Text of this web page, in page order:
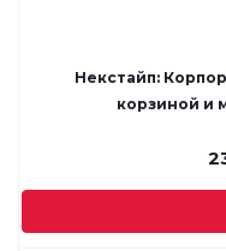
Некстайп:
корзиной и